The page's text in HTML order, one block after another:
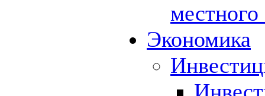
Экономика